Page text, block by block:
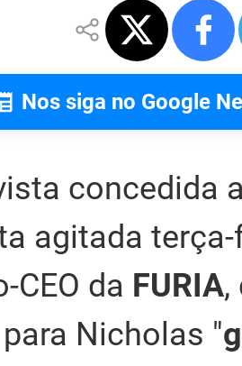
Nos siga no Google
concedida
agitada
CEO da FURIA,
Nicholas "